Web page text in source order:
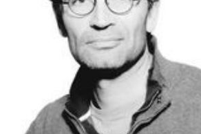
VOIR +